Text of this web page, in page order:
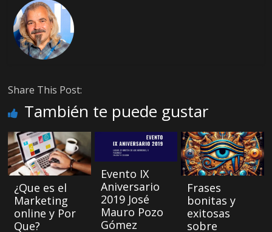
Share This Post:
También te puede gustar
¿Que es el
Marketing
online y Por
Que?
Evento IX
Aniversario
2019 José
Mauro Pozo
Gómez
Frases
bonitas y
exitosas
sobre